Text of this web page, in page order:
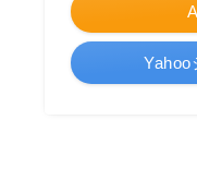
Yahoo